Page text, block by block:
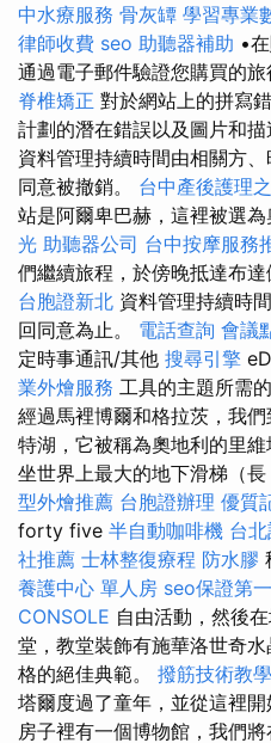
中水療服務 骨灰罈 學習專業
律師收費 seo 助聽器補助 •
通過電子郵件驗證您購買的
脊椎矯正 對於網站上的拼寫
計劃的潛在錯誤以及圖片和描
資料管理持續時間由相關方
同意被撤銷。 台中產後護理
站是阿爾卑巴赫，這裡被選
光 助聽器公司 台中按摩服務
們繼續旅程，於傍晚抵達布達
台胞證新北 資料管理持續時
回同意為止。 電話查詢 會議
定時事通訊/其他 搜尋引擎
業外燴服務 工具的主題所需
經過馬裡博爾和格拉茨，我
特湖，它被稱為奧地利的里
坐世界上最大的地下滑梯（
型外燴推薦 台胞證辦理 優質
forty five 半自動咖啡機 台
社推薦 士林整復療程 防水膠
養護中心 單人房 seo保證第
CONSOLE 自由活動，然後
堂，教堂裝飾有施華洛世奇
格的絕佳典範。 撥筋技術教學
塔爾度過了童年，並從這裡
房子裡有一個博物館，我們將